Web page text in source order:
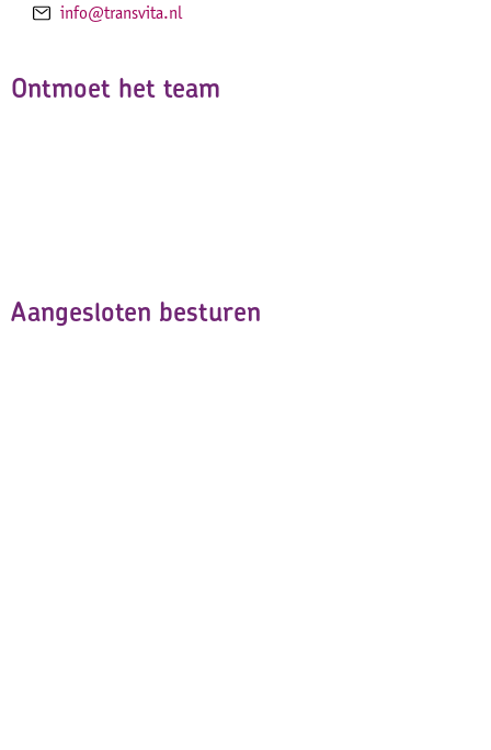
info@transvita.nl
Ontmoet het team
Aangesloten besturen